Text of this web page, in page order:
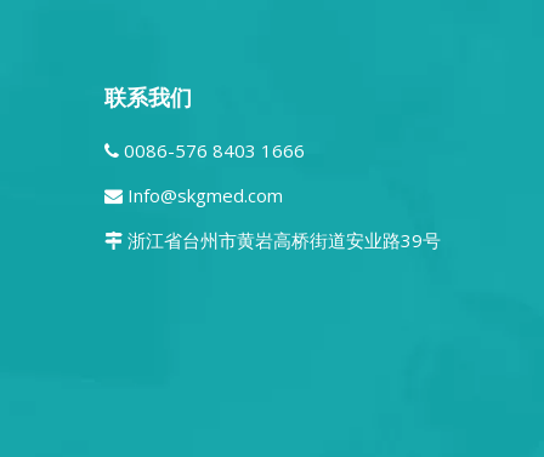
联系我们
 0086-576 8403 1666
 Info@skgmed.com
 浙江省台州市黄岩高桥街道安业路39号